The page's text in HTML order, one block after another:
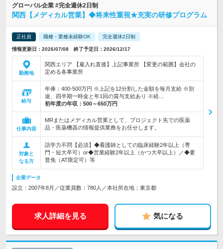
グローバル企業 #完全週休2日制
関西【メディカル営業】◆将来性重視★充実の研修プログラム
正社員 職種・業種未経験OK 完全週休2日制
情報更新日：2026/07/08 終了予定日：2026/12/17
勤務地
関西エリア 【雇入れ直後】上記事業所 【変更の範囲】会社の
定める各事業所
給与
年俸：400-500万円 ※上記を12分割した金額を毎月支給 ※別
途、四半期一時金と年1回の賞与支給あり ※経…
初年度の年収： 500～650万円
仕事内容
MRまたはメディカル営業として、プロジェクト先での医薬
品・医薬機器の情報提供業務をお任せします。
対象と
なる方
語学力不問【必須】◆看護師としての臨床経験2年以上（専
門・短大卒可）or◆営業経験2年以上（かつ大卒以上）／◆要
普免（AT限定可）等
企業データ
設立：2007年8月／従業員数：780人／本社所在地：東京都
求人詳細を見る 気になる